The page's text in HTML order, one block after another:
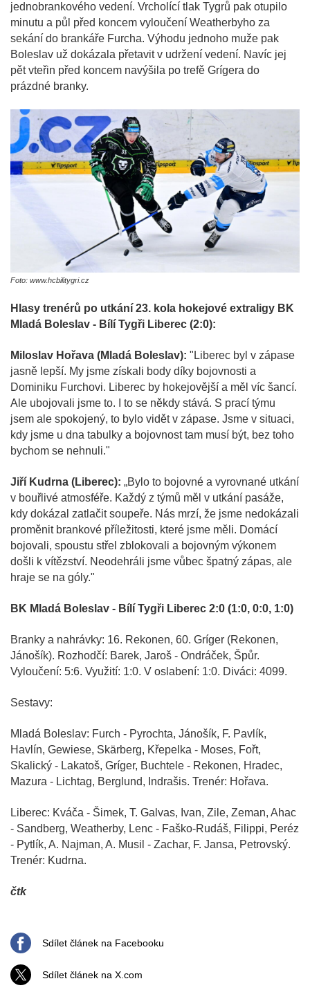
jednobrankového vedení. Vrcholící tlak Tygrů pak otupilo
minutu a půl před koncem vyloučení Weatherbyho za
sekání do brankáře Furcha. Výhodu jednoho muže pak
Boleslav už dokázala přetavit v udržení vedení. Navíc jej
pět vteřin před koncem navýšila po trefě Grígera do
prázdné branky.
Foto: www.hcbilitygri.cz
Hlasy trenérů po utkání 23. kola hokejové extraligy BK
Mladá Boleslav - Bílí Tygři Liberec (2:0):
Miloslav Hořava (Mladá Boleslav): "Liberec byl v zápase
jasně lepší. My jsme získali body díky bojovnosti a
Dominiku Furchovi. Liberec by hokejovější a měl víc šancí.
Ale ubojovali jsme to. I to se někdy stává. S prací týmu
jsem ale spokojený, to bylo vidět v zápase. Jsme v situaci,
kdy jsme u dna tabulky a bojovnost tam musí být, bez toho
bychom se nehnuli."
Jiří Kudrna (Liberec): „Bylo to bojovné a vyrovnané utkání
v bouřlivé atmosféře. Každý z týmů měl v utkání pasáže,
kdy dokázal zatlačit soupeře. Nás mrzí, že jsme nedokázali
proměnit brankové příležitosti, které jsme měli. Domácí
bojovali, spoustu střel zblokovali a bojovným výkonem
došli k vítězství. Neodehráli jsme vůbec špatný zápas, ale
hraje se na góly."
BK Mladá Boleslav - Bílí Tygři Liberec 2:0 (1:0, 0:0, 1:0)
Branky a nahrávky: 16. Rekonen, 60. Gríger (Rekonen,
Jánošík). Rozhodčí: Barek, Jaroš - Ondráček, Špůr.
Vyloučení: 5:6. Využití: 1:0. V oslabení: 1:0. Diváci: 4099.
Sestavy:
Mladá Boleslav: Furch - Pyrochta, Jánošík, F. Pavlík,
Havlín, Gewiese, Skärberg, Křepelka - Moses, Fořt,
Skalický - Lakatoš, Gríger, Buchtele - Rekonen, Hradec,
Mazura - Lichtag, Berglund, Indrašis. Trenér: Hořava.
Liberec: Kváča - Šimek, T. Galvas, Ivan, Zile, Zeman, Ahac
- Sandberg, Weatherby, Lenc - Faško-Rudáš, Filippi, Peréz
- Pytlík, A. Najman, A. Musil - Zachar, F. Jansa, Petrovský.
Trenér: Kudrna.
čtk
Sdílet článek na Facebooku
Sdílet článek na X.com